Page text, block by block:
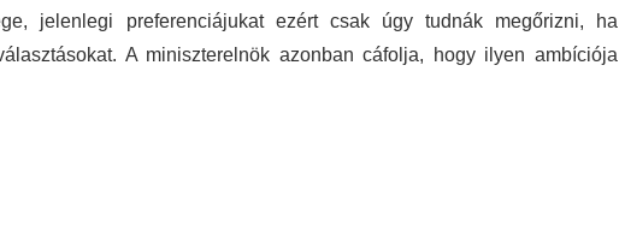
jelenlegi preferenciájukat ezért csak úgy tudnák megőrizni, ha
A miniszterelnök azonban cáfolja, hogy ilyen ambíciója